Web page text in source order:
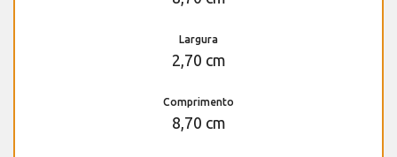
Largura
2,70 cm
Comprimento
8,70 cm